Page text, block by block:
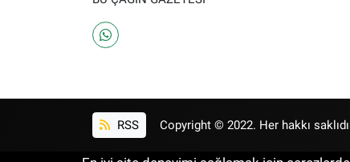
RSS Copyright © 2022. Her hakkı